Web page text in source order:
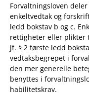
Forvaltningsloven
enkeltvedtak og
ledd bokstav b og c.
rettigheter eller plikter
jf. § 2 første ledd
vedtaksbegrepet i
den mer generelle
benyttes i
habilitetskrav.